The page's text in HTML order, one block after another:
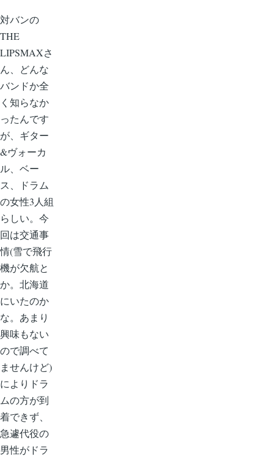
対バンの
THE
LIPSMAXさ
ん、どんな
バンドか全
く知らなか
ったんです
が、ギター
&ヴォーカ
ル、ベー
ス、ドラム
の女性3人組
らしい。今
回は交通事
情(雪で飛行
機が欠航と
か。北海道
にいたのか
な。あまり
興味もない
ので調べて
ませんけど)
によりドラ
ムの方が到
着できず、
急遽代役の
男性がドラ